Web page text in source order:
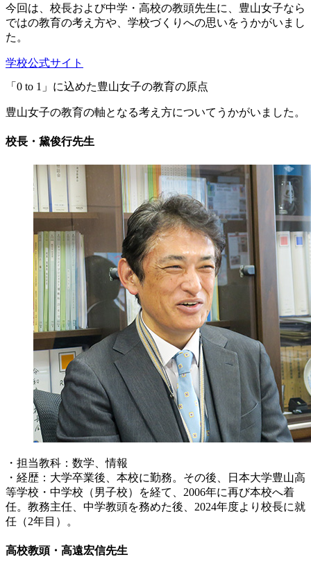
今回は、校長および中学・高校の教頭先生に、豊山女子なら
ではの教育の考え方や、学校づくりへの思いをうかがいまし
た。
学校公式サイト
「0 to 1」に込めた豊山女子の教育の原点
豊山女子の教育の軸となる考え方についてうかがいました。
校長・黛俊行先生
・担当教科：数学、情報
・経歴：大学卒業後、本校に勤務。その後、日本大学豊山高
等学校・中学校（男子校）を経て、2006年に再び本校へ着
任。教務主任、中学教頭を務めた後、2024年度より校長に就
任（2年目）。
高校教頭・高遠宏信先生